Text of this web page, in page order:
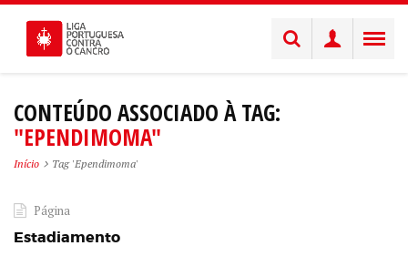
CONTEÚDO ASSOCIADO À TAG:
"EPENDIMOMA"
Início Tag 'Ependimoma'
Página
Estadiamento